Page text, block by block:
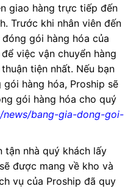
giao hàng trực tiếp đến
Trước khi nhân viên đến
gói hàng hóa của
việc vận chuyển hàng
tiện nhất. Nếu bạn
hàng hóa, Proship sẽ
gói hàng hóa cho quý
bang-gia-dong-goi-
tận nhà quý khách lấy
được mang về kho và
vụ của Proship đã quy